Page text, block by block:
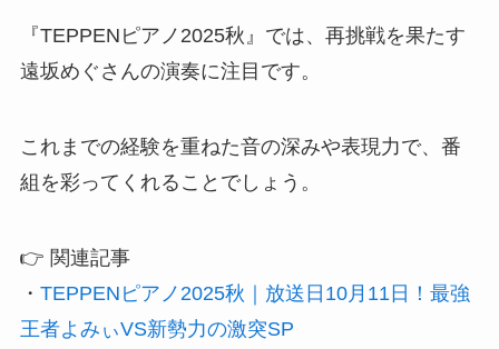
『TEPPENピアノ2025秋』では、再挑戦を果たす
遠坂めぐさんの演奏に注目です。
これまでの経験を重ねた音の深みや表現力で、番
組を彩ってくれることでしょう。
👉 関連記事
・ TEPPENピアノ2025秋｜放送日10月11日！最強
王者よみぃVS新勢力の激突SP